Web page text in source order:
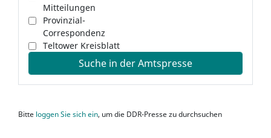
Mitteilungen
Provinzial-
Correspondenz
Teltower Kreisblatt
Suche in der Amtspresse
Bitte loggen Sie sich ein, um die DDR-Presse zu durchsuchen